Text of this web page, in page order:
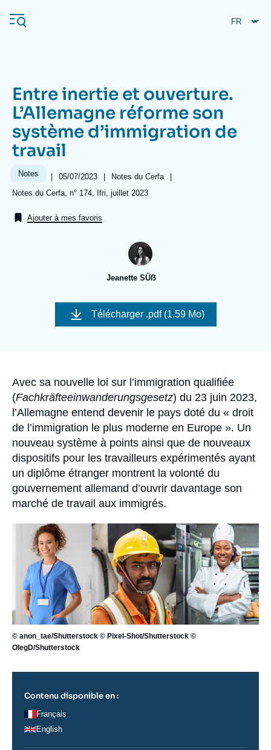
au
contenu
Navigation
principale
L'Ifri
Analyses
Événements
Se connecter
À propos de l'Ifri
L'Ifri en bref
Recherches fréquentes
Entre inertie et ouverture.
L’Allemagne réforme son
système d’immigration de
travail
Notes |
Date
de
05/07/2023 |
Référence
taxonomie
collections
Notes du Cerfa
|
Références
Notes du Cerfa, n° 174, Ifri, juillet 2023
Ajouter à mes favoris
Jeanette SÜẞ
Image
couverture
Télécharger .pdf (1.59 Mo)
Accroche
Avec sa nouvelle loi sur l’immigration qualifiée
(Fachkräfteeinwanderungsgesetz) du 23 juin 2023,
l’Allemagne entend devenir le pays doté du « droit
de l’immigration le plus moderne en Europe ». Un
nouveau système à points ainsi que de nouveaux
dispositifs pour les travailleurs expérimentés ayant
un diplôme étranger montrent la volonté du
gouvernement allemand d’ouvrir davantage son
marché de travail aux immigrés.
Image
principale
© anon_tae/Shutterstock © Pixel-Shot/Shutterstock ©
OlegD/Shutterstock
Contenu disponible en :
Français
English